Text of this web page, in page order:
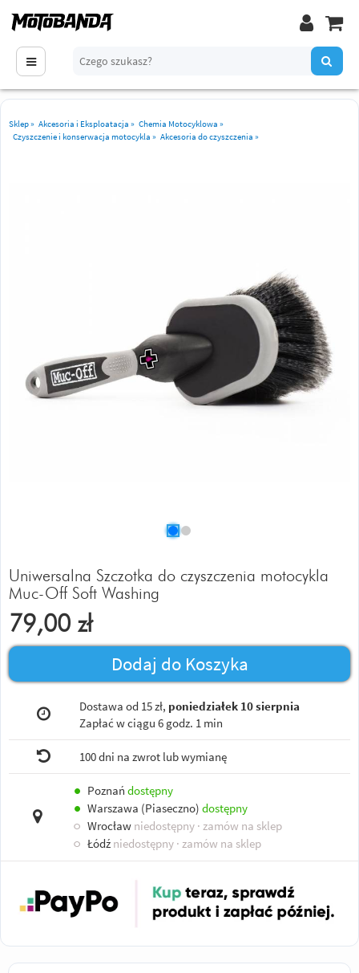
Sklep» Akcesoria i Eksploatacja » Chemia Motocyklowa »
Czyszczenie i konserwacja motocykla » Akcesoria do czyszczenia »
Uniwersalna Szczotka do czyszczenia motocykla
Muc-Off Soft Washing
79,00 zł
Dodaj do Koszyka
Dostawa od 15 zł, poniedziałek 10 sierpnia
Zapłać w ciągu 6 godz. 1 min
100 dni na zwrot lub wymianę
● Poznań dostępny
● Warszawa (Piaseczno) dostępny
○ Wrocław niedostępny · zamów na sklep
○ Łódź niedostępny · zamów na sklep